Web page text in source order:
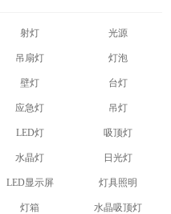
射灯 光源
吊扇灯 灯泡
壁灯 台灯
应急灯 吊灯
LED灯 吸顶灯
水晶灯 日光灯
LED显示屏 灯具照明
灯箱 水晶吸顶灯